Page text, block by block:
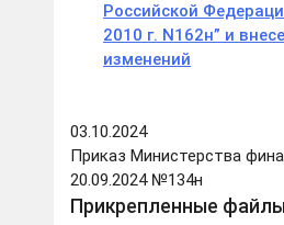
Российской
2010 г. N162н” и
изменений
03.10.2024
Приказ Министерства
20.09.2024 №134н
Прикрепленные